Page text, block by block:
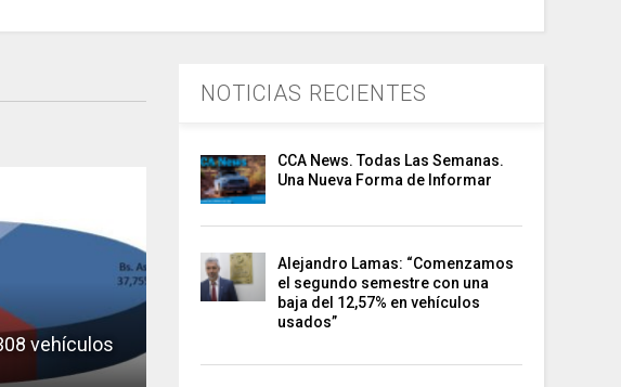
vehículos
NOTICIAS RECIENTES
CCA News. Todas Las Semanas.
Una Nueva Forma de Informar
Alejandro Lamas: “Comenzamos
el segundo semestre con una
baja del 12,57% en vehículos
usados”